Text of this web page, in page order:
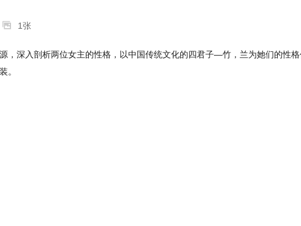
 1张
，深入剖析两位女主的性格，以中国传统文化的四君子—竹，兰为她们的性
。